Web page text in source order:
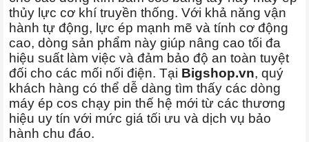
thủy lực cơ khí truyền thống. Với khả năng vận
hành tự động, lực ép mạnh mẽ và tính cơ động
cao, dòng sản phẩm này giúp nâng cao tối đa
hiệu suất làm việc và đảm bảo độ an toàn tuyệt
đối cho các mối nối điện. Tại Bigshop.vn, quý
khách hàng có thể dễ dàng tìm thấy các dòng
máy ép cos chạy pin thế hệ mới từ các thương
hiệu uy tín với mức giá tối ưu và dịch vụ bảo
hành chu đáo.